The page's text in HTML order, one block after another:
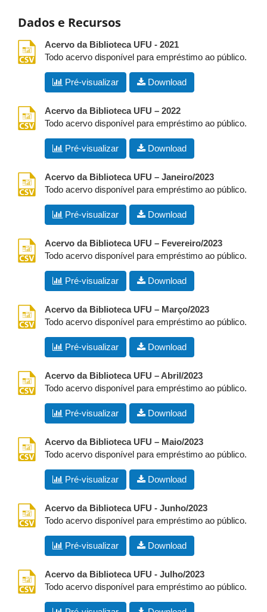
Dados e Recursos
Acervo da Biblioteca UFU - 2021
csv
Todo acervo disponível para empréstimo ao público.
Pré-visualizar Download
Acervo da Biblioteca UFU – 2022
csv
Todo acervo disponível para empréstimo ao público.
Pré-visualizar Download
Acervo da Biblioteca UFU – Janeiro/2023
csv
Todo acervo disponível para empréstimo ao público.
Pré-visualizar Download
Acervo da Biblioteca UFU – Fevereiro/2023
csv
Todo acervo disponível para empréstimo ao público.
Pré-visualizar Download
Acervo da Biblioteca UFU – Março/2023
csv
Todo acervo disponível para empréstimo ao público.
Pré-visualizar Download
Acervo da Biblioteca UFU – Abril/2023
csv
Todo acervo disponível para empréstimo ao público.
Pré-visualizar Download
Acervo da Biblioteca UFU – Maio/2023
csv
Todo acervo disponível para empréstimo ao público.
Pré-visualizar Download
Acervo da Biblioteca UFU - Junho/2023
csv
Todo acervo disponível para empréstimo ao público.
Pré-visualizar Download
Acervo da Biblioteca UFU - Julho/2023
csv
Todo acervo disponível para empréstimo ao público.